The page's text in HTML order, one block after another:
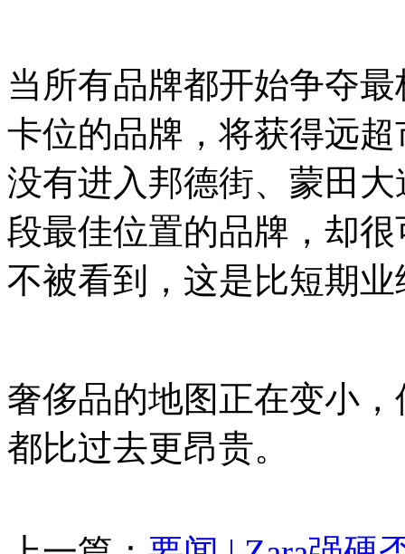
当所有品牌都开始争夺
卡位的品牌，将获得远
没有进入邦德街、蒙田
段最佳位置的品牌，却
不被看到，这是比短期
奢侈品的地图正在变小
都比过去更昂贵。